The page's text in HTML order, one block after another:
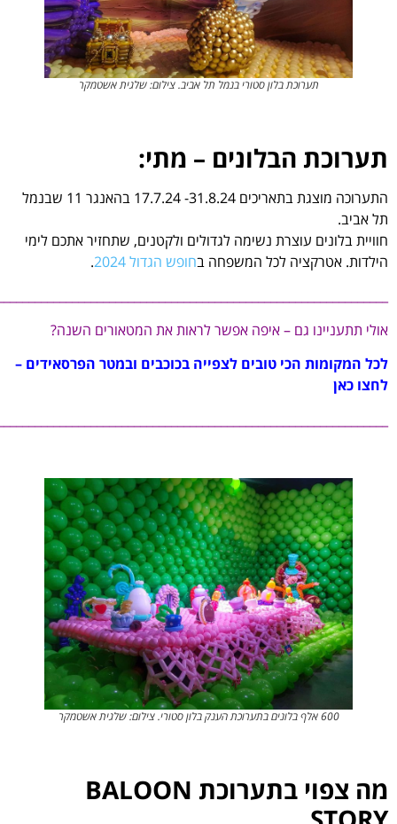
סטורי בנמל תל אביב. צילום: שלגית אשטמקר
– מתי:
התערוכה מוצגת בתאריכים 31.8.24- 17.7.24 בהאנגר 11 שבנמל
נשימה לגדולים ולקטנים, שתחזיר אתכם לימי
המשפחה בחופש הגדול 2024
איפה אפשר לראות את המטאורים השנה?
לצפייה בכוכבים ובמטר הפרסאידים –
מה צפוי בתערוכת BALOON